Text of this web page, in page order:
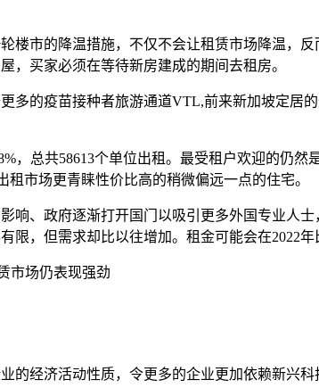
楼市的降温措施，不仅不会让租赁市场降温，
，买家必须在等待新房建成的期间去租房。
多的疫苗接种者旅游通道VTL,前来新加坡定居
，总共58613个单位出租。最受租户欢迎的仍
租市场更青睐性价比高的稍微偏远一点的住宅。
响、政府逐渐打开国门以吸引更多外国专业人
，但需求却比以往增加。租金可能会在2022年
的经济活动性质，令更多的企业更加依赖新兴